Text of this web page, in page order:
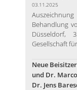
03.11.2025
Behandlung
Düsseldorf,
Gesellschaft
Neue
und Dr.
Dr. Jens